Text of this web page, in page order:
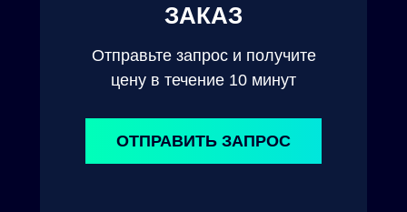
ОТПРАВИТЬ ЗАПРОС
ЗАКАЗ
Отправьте запрос и получите
цену в течение 10 минут